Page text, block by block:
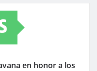
en honor a los